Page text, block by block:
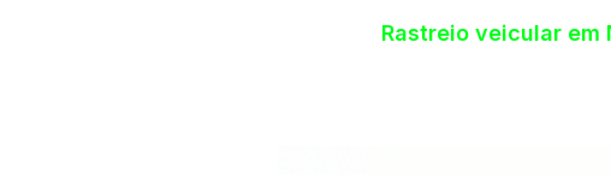
Rastreio veicular em